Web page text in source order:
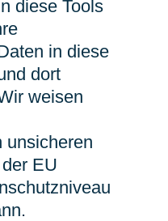
diese Tools
in diese
dort
weisen
unsicheren
EU